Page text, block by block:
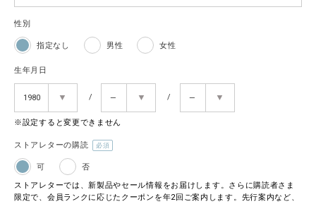
性別
指定なし 男性 女性
生年月日
※設定すると変更できません
ストアレターの購読
可 否
ストアレターでは、新製品やセール情報をお届けします。さらに購読者さま
限定で、会員ランクに応じたクーポンを年2回ご案内します。先行案内など、